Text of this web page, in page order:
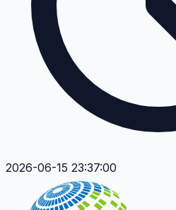
2026-06-15 23:37:00